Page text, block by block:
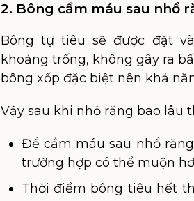
2. Bông cầm máu sau nhổ
Bông tự tiêu sẽ được đặt
khoảng trống, không gây ra
bông xốp đặc biệt nên khả
Vậy sau khi nhổ răng bao lâu
Để cầm máu sau nhổ
trường hợp có thể muộn
Thời điểm bông tiêu hết